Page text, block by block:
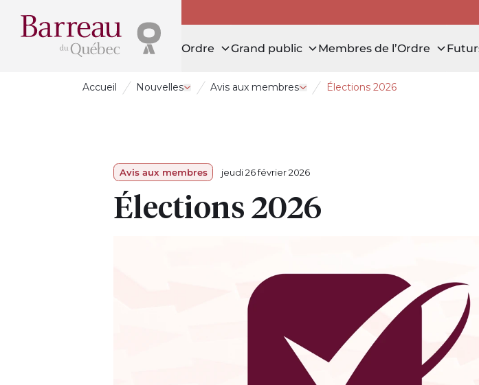
Ordre Grand public Membres de l’Ordre
Accueil Nouvelles Ouvrir le tiroir Nouvelles
Avis aux membres Ouvrir le tiroir Avis aux membres
Élections 2026
Avis aux membres jeudi 26 février 2026
Élections 2026